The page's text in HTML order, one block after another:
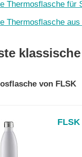
Thermosflasche für
Thermosflasche aus
von FLSK